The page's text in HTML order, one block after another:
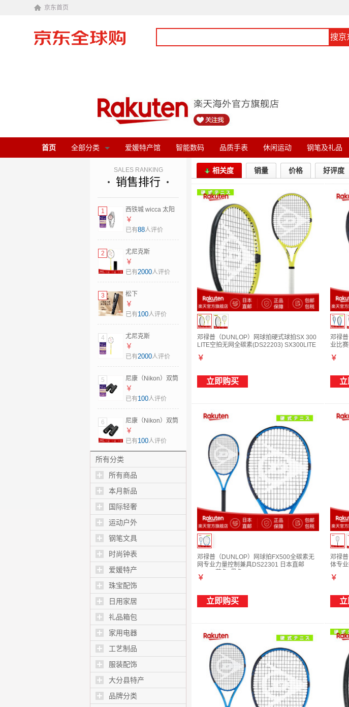
京东首页
搜京
首页 全部分类 爱媛特产馆 智能数码 品质手表 休闲运动 钢笔及礼品
SALES RANKING
销售排行
1
西铁城 wicca 太阳
能女士手表 KH9-
914-93防水母亲节
￥
已有88人评价
2
尤尼克斯
（YONEX）羽毛球
拍疾光NF1000Z单
NF1000Z 日版 4U5
￥
已有2000人评价
3
松下
（Panasonic）女
士卷直发棒两用造
板 EH-HS0J 日本直
邮 EH-HS0J-W（白
色） -
￥
已有100人评价
4
尤尼克斯
（YONEX）羽毛球
拍疾光NF1000Z单
NF1000Z 日版 4U6
￥
已有2000人评价
5
尼康（Nikon）双筒
望远镜尊望
PROSTAFF P7户外
8X42（8倍）
￥
已有100人评价
6
尼康（Nikon）双筒
望远镜尊望
PROSTAFF P7户外
10x42（10倍）
￥
已有100人评价
所有分类
所有商品
本月新品
国际轻奢
运动户外
钢笔文具
时尚钟表
爱媛特产
珠宝配饰
日用家居
礼品箱包
家用电器
工艺制品
服装配饰
大分县特产
品牌分类
相关度 销量 价格 好评度
邓禄普（DUNLOP）网球拍硬式球拍SX 300
LITE空拍无网全碳素(DS22203) SX300LITE
￥
立即购买
邓禄
业比
￥
邓禄普（DUNLOP）网球拍FX500全碳素无
网专业力量控制兼具DS22301 日本直邮
￥
立即购买
邓禄
体专
￥